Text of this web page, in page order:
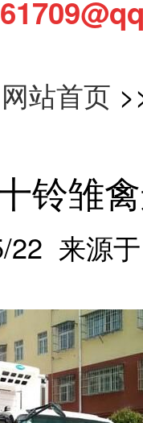
网站首页
铃雏
22 来源